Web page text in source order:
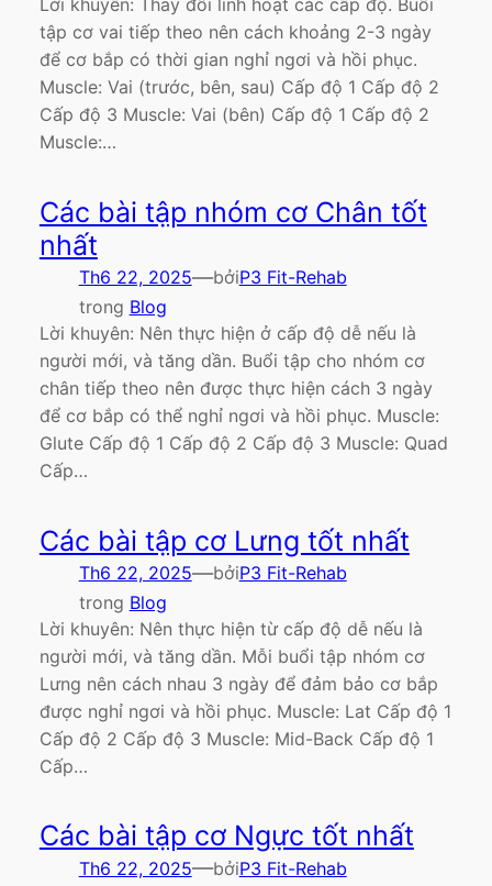
tập cơ vai tiếp theo nên cách khoảng 2-3 ngày
để cơ bắp có thời gian nghỉ ngơi và hồi phục.
Muscle: Vai (trước, bên, sau) Cấp độ 1 Cấp độ 2
Cấp độ 3 Muscle: Vai (bên) Cấp độ 1 Cấp độ 2
Muscle:…
Các bài tập nhóm cơ Chân tốt
nhất
Th6 22, 2025—bởiP3 Fit-Rehab
trong Blog
Lời khuyên: Nên thực hiện ở cấp độ dễ nếu là
người mới, và tăng dần. Buổi tập cho nhóm cơ
chân tiếp theo nên được thực hiện cách 3 ngày
để cơ bắp có thể nghỉ ngơi và hồi phục. Muscle:
Glute Cấp độ 1 Cấp độ 2 Cấp độ 3 Muscle: Quad
Cấp…
Các bài tập cơ Lưng tốt nhất
Th6 22, 2025—bởiP3 Fit-Rehab
trong Blog
Lời khuyên: Nên thực hiện từ cấp độ dễ nếu là
người mới, và tăng dần. Mỗi buổi tập nhóm cơ
Lưng nên cách nhau 3 ngày để đảm bảo cơ bắp
được nghỉ ngơi và hồi phục. Muscle: Lat Cấp độ 1
Cấp độ 2 Cấp độ 3 Muscle: Mid-Back Cấp độ 1
Cấp…
Các bài tập cơ Ngực tốt nhất
Th6 22, 2025—bởiP3 Fit-Rehab